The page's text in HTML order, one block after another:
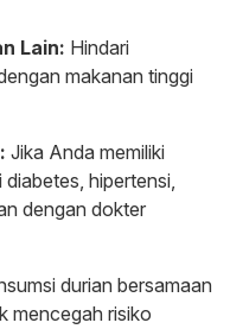
Lain: Hindari
makanan tinggi
Jika Anda memiliki
hipertensi,
dengan dokter
durian bersamaan
mencegah risiko